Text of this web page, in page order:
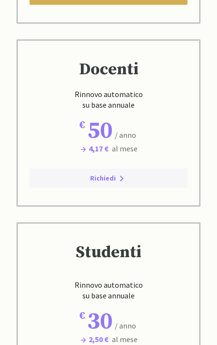
Docenti
Rinnovo automatico
su base annuale
50 / anno
4,17 € al mese
Richiedi
Studenti
Rinnovo automatico
su base annuale
30 / anno
2,50 € al mese